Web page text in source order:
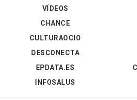
VÍDEOS
CHANCE
CULTURAOCIO
DESCONECTA
EPDATA.ES
INFOSALUS